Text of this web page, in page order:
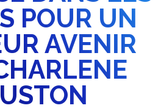
POUR UN
AVENIR